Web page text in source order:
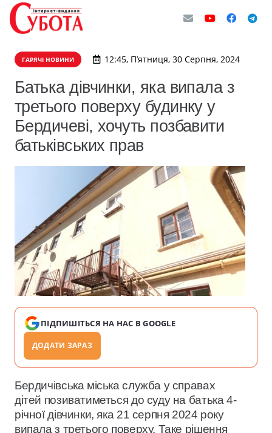
ГАРЯЧІ НОВИНИ 12:45, П’ятниця, 30 Серпня, 2024
Батька дівчинки, яка випала з
третього поверху будинку у
Бердичеві, хочуть позбавити
батьківських прав
ПІДПИШІТЬСЯ НА НАС В GOOGLE
ДОДАТИ ЗАРАЗ
Бердичівська міська служба у справах
дітей позиватиметься до суду на батька 4-
річної дівчинки, яка 21 серпня 2024 року
випала з третього поверху. Таке рішення